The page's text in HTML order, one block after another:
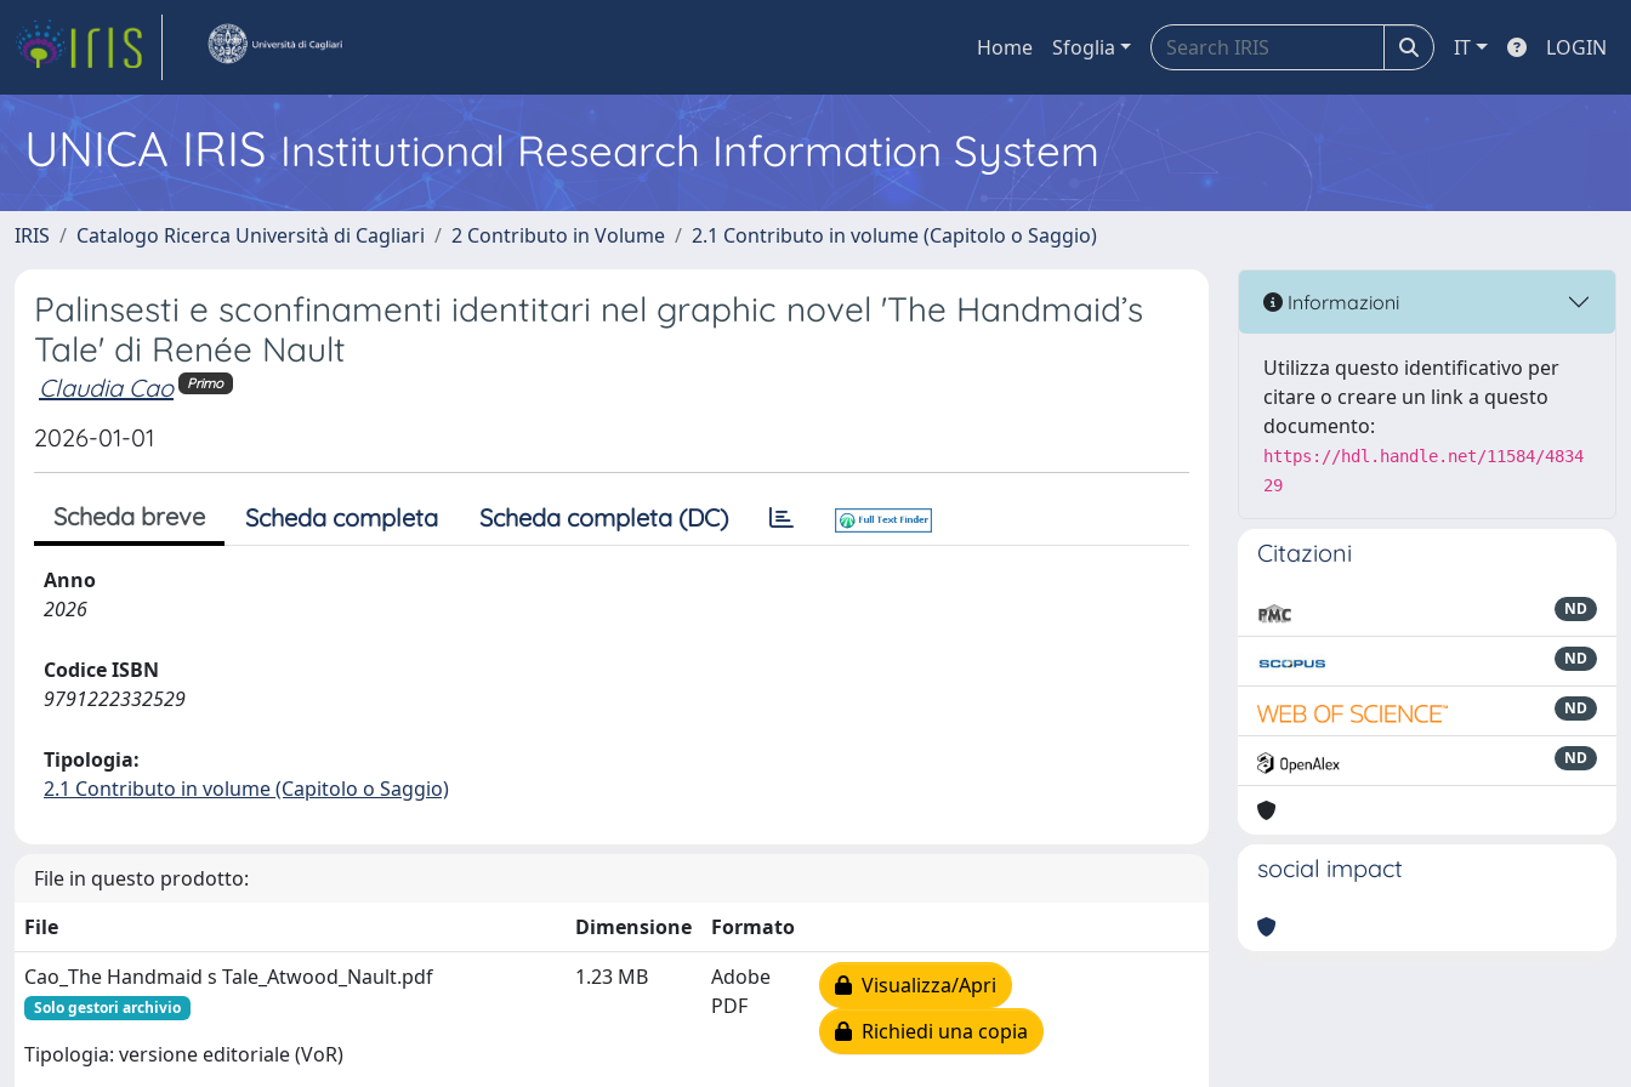
Home Sfoglia IT LOGIN
UNICA IRISInstitutional Research Information System
IRIS Catalogo Ricerca Università di Cagliari 2 Contributo in Volume 2.1 Contributo in volume (Capitolo o Saggio)
Palinsesti e sconfinamenti identitari nel graphic novel 'The Handmaid’s
Tale' di Renée Nault
Claudia Cao Primo
2026-01-01
Scheda breve Scheda completa Scheda completa (DC)
Anno
2026
Codice ISBN
9791222332529
Tipologia:
2.1 Contributo in volume (Capitolo o Saggio)
File in questo prodotto:
File
Dimensione
Formato
Cao_The Handmaid s Tale_Atwood_Nault.pdf
Solo gestori archivio
Tipologia: versione editoriale (VoR)
1.23 MB
Adobe
PDF
Visualizza/Apri
Richiedi una copia
Informazioni
Utilizza questo identificativo per
citare o creare un link a questo
documento:
https://hdl.handle.net/11584/4834
29
Citazioni
ND
ND
ND
ND
social impact